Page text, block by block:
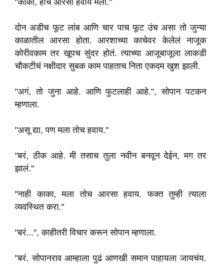
"काका, हाच आरसा हवाय मला."
दोन अडीच फूट लांब आणि चार पाच फूट उंच असा तो जुन्या
काळातील आरसा होता. आरशाच्या काचेवर केलेलं नाजूक
कोरीवकाम तर खूपच सुंदर होतं. त्याच्या आजूबाजूला लाकडी
चौकटीचं नक्षीदार सुबक काम पाहताच निता एकदम खुश झाली.
"अगं, तो जुना आहे. आणि फुटलाही आहे.", सोपान पटकन
म्हणाला.
"असू द्या, पण मला तोच हवाय."
"बरं, ठीक आहे. मी तसाच तुला नवीन बनवून देईन, मग तर
झालं."
"नाही काका, मला तोच आरसा हवाय. फक्त तुम्ही त्याला
व्यवस्थित करा."
"बरं...", काहीतरी विचार करून सोपान म्हणाला.
"बरं. सोपानराव आम्हाला पुढं आणखी समान पाहायला जायचंय.